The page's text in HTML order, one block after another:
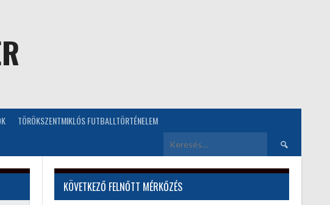
TÖRÖKSZENTMIKLÓS FUTBALLTÖRTÉNELEM
Keresés:
KÖVETKEZŐ FELNŐTT MÉRKŐZÉS